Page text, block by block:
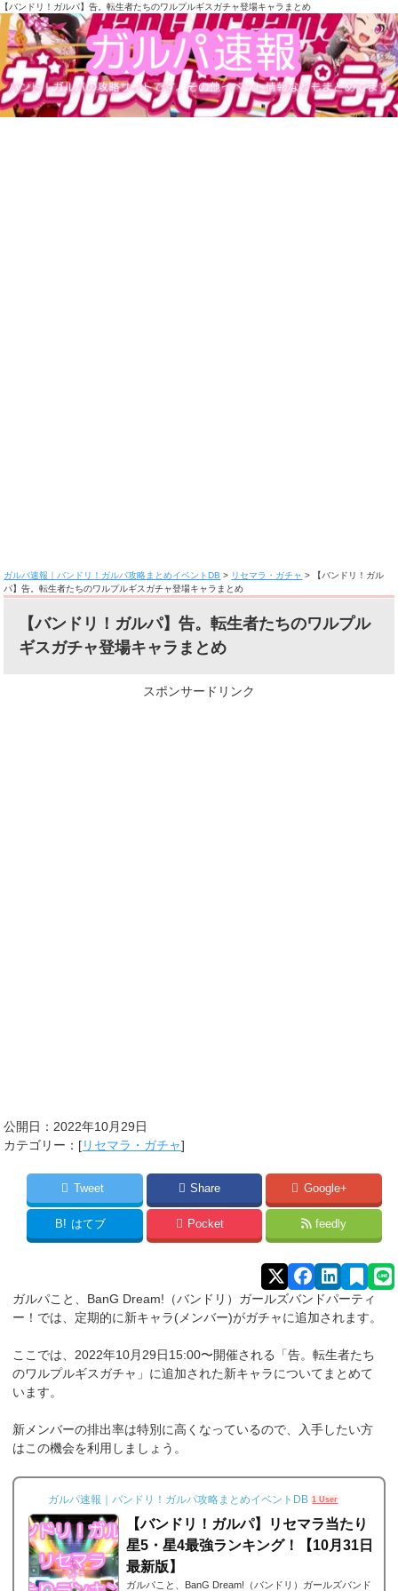
【バンドリ！ガルパ】告。転生者たちのワルプルギスガチャ登場キャラまとめ
ガルパ速報｜バンドリ！ガルパ攻略まとめイベントDB > リセマラ・ガチャ >
【バンドリ！ガル
パ】告。転生者たちのワルプルギスガチャ登場キャラまとめ
【バンドリ！ガルパ】告。転生者たちのワルプル
ギスガチャ登場キャラまとめ
スポンサードリンク
公開日： 2022年10月29日
カテゴリー：[リセマラ・ガチャ]
Tweet Share Google+
B! はてブ Pocket feedly
ガルパこと、BanG Dream!（バンドリ）ガールズバンドパーティ
ー！では、定期的に新キャラ(メンバー)がガチャに追加されます。
ここでは、2022年10月29日15:00〜開催される「告。転生者たち
のワルプルギスガチャ」に追加された新キャラについてまとめて
います。
新メンバーの排出率は特別に高くなっているので、入手したい方
はこの機会を利用しましょう。
ガルパ速報｜バンドリ！ガルパ攻略まとめイベントDB 1 User
【バンドリ！ガルパ】リセマラ当たり
星5・星4最強ランキング！【10月31日
最新版】
ガルパこと、BanG Dream!（バンドリ）ガールズバンド